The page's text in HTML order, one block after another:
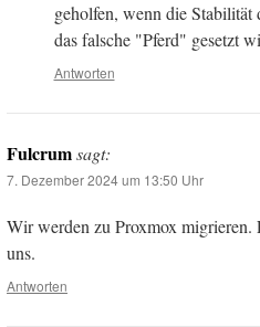
geholfen, wenn die
das falsche "Pferd" gesetzt
Antworten
Fulcrumsagt:
7. Dezember 2024 um 13:50 Uhr
Wir werden zu Proxmox
uns.
Antworten